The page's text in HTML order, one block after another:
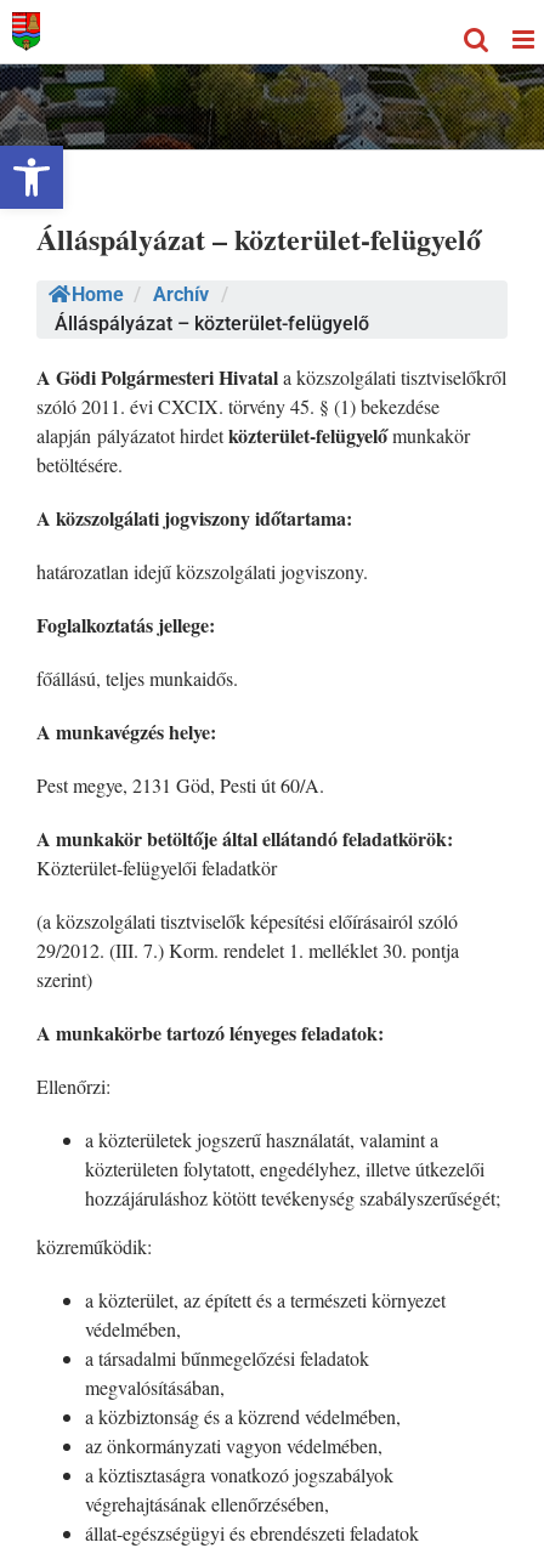
Eszköztár megnyitása
Kihagyás
Álláspályázat – közterület-felügyelő
Home / Archív /
Álláspályázat – közterület-felügyelő
A Gödi Polgármesteri Hivatala közszolgálati tisztviselőkről
szóló 2011. évi CXCIX. törvény 45. § (1) bekezdése
alapján pályázatot hirdetközterület-felügyelőmunkakör
betöltésére.
A közszolgálati jogviszony időtartama:
határozatlan idejű közszolgálati jogviszony.
Foglalkoztatás jellege:
főállású, teljes munkaidős.
A munkavégzés helye:
Pest megye, 2131 Göd, Pesti út 60/A.
A munkakör betöltője által ellátandó feladatkörök:
Közterület-felügyelői feladatkör
(a közszolgálati tisztviselők képesítési előírásairól szóló
29/2012. (III. 7.) Korm. rendelet 1. melléklet 30. pontja
szerint)
A munkakörbe tartozó lényeges feladatok:
Ellenőrzi:
a közterületek jogszerű használatát, valamint a
közterületen folytatott, engedélyhez, illetve útkezelői
hozzájáruláshoz kötött tevékenység szabályszerűségét;
közreműködik:
a közterület, az épített és a természeti környezet
védelmében,
a társadalmi bűnmegelőzési feladatok
megvalósításában,
a közbiztonság és a közrend védelmében,
az önkormányzati vagyon védelmében,
a köztisztaságra vonatkozó jogszabályok
végrehajtásának ellenőrzésében,
állat-egészségügyi és ebrendészeti feladatok